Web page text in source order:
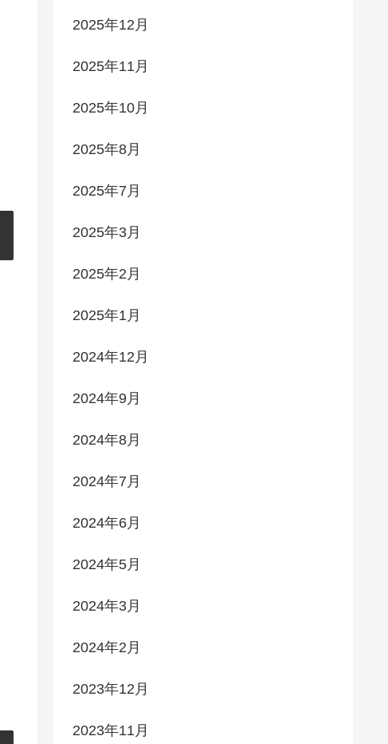
2025年12月
2025年11月
2025年10月
2025年8月
2025年7月
2025年3月
2025年2月
2025年1月
2024年12月
2024年9月
2024年8月
2024年7月
2024年6月
2024年5月
2024年3月
2024年2月
2023年12月
2023年11月